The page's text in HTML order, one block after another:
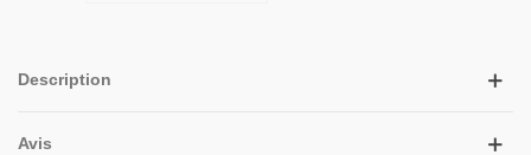
Description
Avis